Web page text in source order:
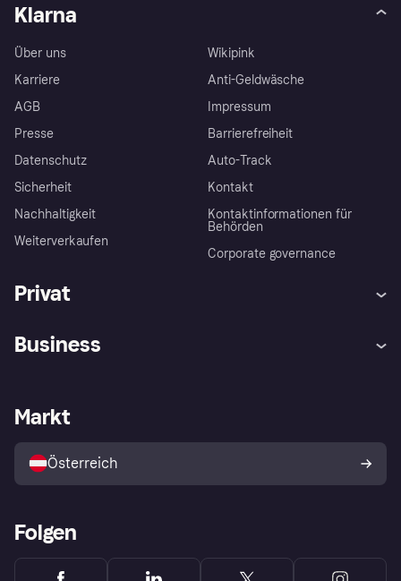
Klarna
Über uns
Karriere
AGB
Presse
Datenschutz
Sicherheit
Nachhaltigkeit
Weiterverkaufen
Wikipink
Anti-Geldwäsche
Impressum
Barrierefreiheit
Auto-Track
Kontakt
Kontaktinformationen für
Behörden
Corporate governance
Privat
Shops entdecken
Business
Händlerportal
Markt
Österreich
Folgen